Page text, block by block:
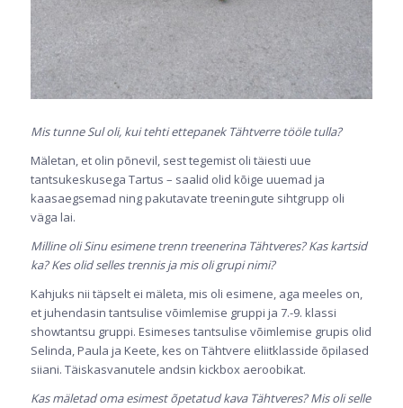
Mis tunne Sul oli, kui tehti ettepanek Tähtverre tööle tulla?
Mäletan, et olin põnevil, sest tegemist oli täiesti uue
tantsukeskusega Tartus – saalid olid kõige uuemad ja
kaasaegsemad ning pakutavate treeningute sihtgrupp oli
väga lai.
Milline oli Sinu esimene trenn treenerina Tähtveres? Kas kartsid
ka? Kes olid selles trennis ja mis oli grupi nimi?
Kahjuks nii täpselt ei mäleta, mis oli esimene, aga meeles on,
et juhendasin tantsulise võimlemise gruppi ja 7.-9. klassi
showtantsu gruppi. Esimeses tantsulise võimlemise grupis olid
Selinda, Paula ja Keete, kes on Tähtvere eliitklasside õpilased
siiani. Täiskasvanutele andsin kickbox aeroobikat.
Kas mäletad oma esimest õpetatud kava Tähtveres? Mis oli selle